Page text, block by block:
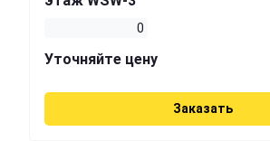
0
Уточняйте цену
Заказать